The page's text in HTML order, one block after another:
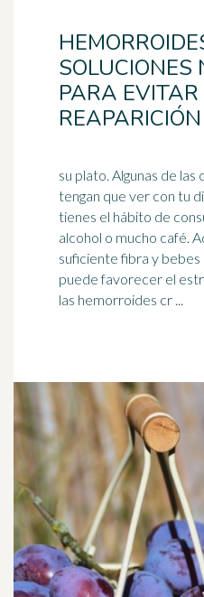
SOLUCIONES
PARA EVITAR
REAPARICIÓN
su plato. Algunas de
tengan que ver con tu
tienes el hábito de
alcohol o mucho café. Además, si no comes
suficientefibra y bebes
puede favorecer el
las hemorroides cr ...